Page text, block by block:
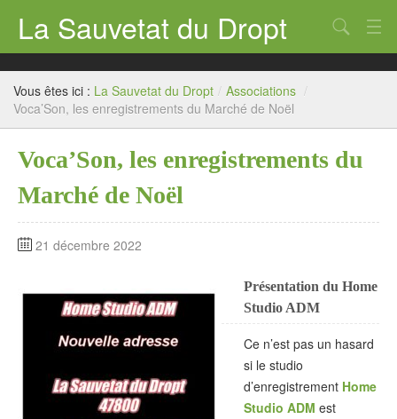
La Sauvetat du Dropt
Accueil
Mairie
Archives
Agenda 2026
Chercher
Vous êtes ici : La Sauvetat du Dropt / Associations /
Voca’Son, les enregistrements du Marché de Noël
Voca’Son, les enregistrements du
Marché de Noël
21 décembre 2022
Présentation du Home
Studio ADM
Ce n’est pas un hasard
si le studio
d’enregistrement Home
Studio ADM est